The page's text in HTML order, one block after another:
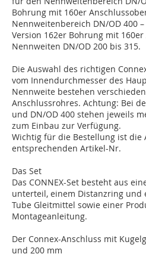
Bohrung mit 160er
Nennweitenbereich DN/OD 400
Version 162er Bohrung mit
Nennweiten DN/OD 200 bis 315.
Die Auswahl des richtigen
vom Innendurchmesser des
Nennweite bestehen
Anschlussrohres. Achtung: Bei
und DN/OD 400 stehen jeweils
zum Einbau zur Verfügung.
Wichtig für die Bestellung ist die
entsprechenden Artikel-Nr.
Das Set
Das CONNEX-Set besteht aus
unterteil, einem Distanzring und
Tube Gleitmittel sowie einer
Montageanleitung.
Der Connex-Anschluss mit
und 200 mm